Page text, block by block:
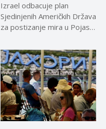
Izrael odbacuje plan
Sjedinjenih Američkih Država
za postizanje mira u Pojasu